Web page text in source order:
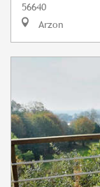
56640
Arzon